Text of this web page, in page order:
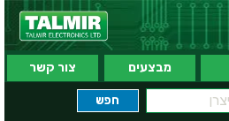
מבצעים צור קשר